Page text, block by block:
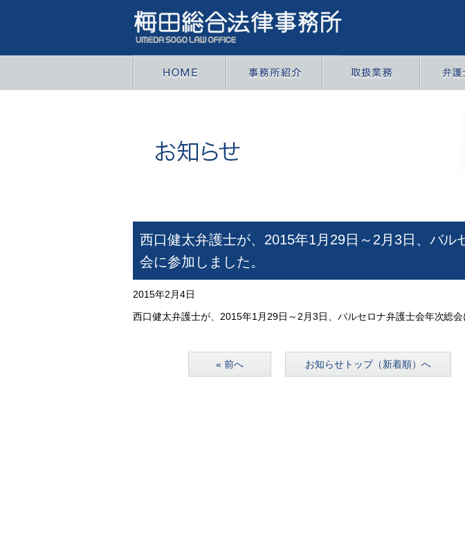
西口健太弁護士が、2015年1月29日～2月3日、バル
会に参加しました。
2015年2月4日
西口健太弁護士が、2015年1月29日～2月3日、バルセロナ弁護士会年次総会
« 前へ お知らせトップ（新着順）へ